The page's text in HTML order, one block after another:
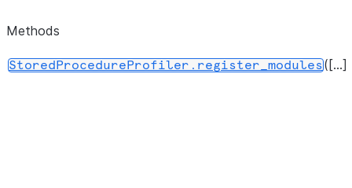
Methods
StoredProcedureProfiler.register_modules([...])